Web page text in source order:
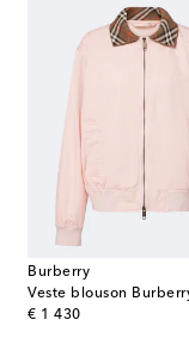
Burberry
€ 1 430
original price